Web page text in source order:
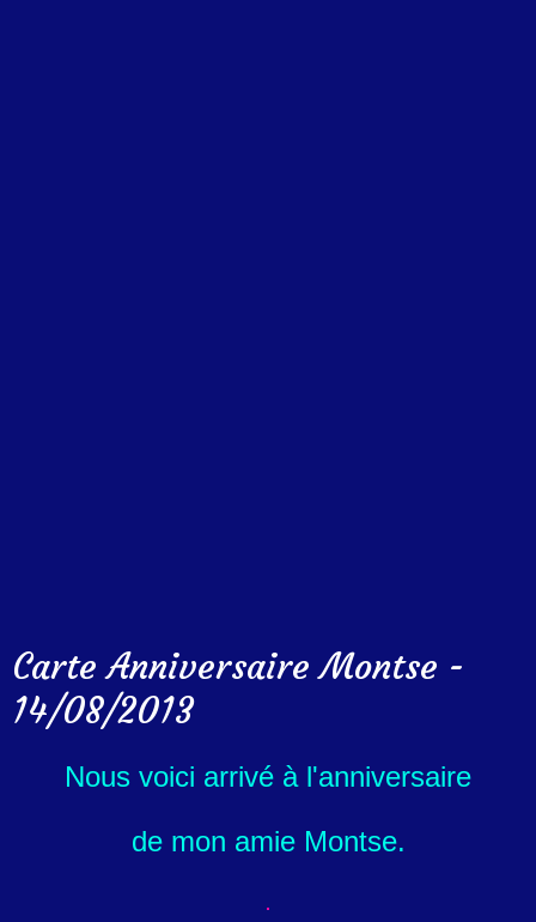
Carte Anniversaire Montse -
14/08/2013
Nous voici arrivé à l'anniversaire
de mon amie Montse.